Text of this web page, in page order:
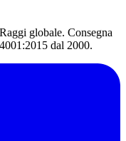
globale. Consegna
dal 2000.